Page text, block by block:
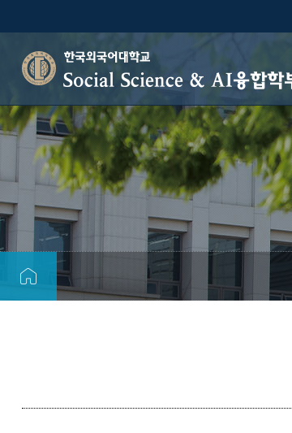
Social Science & AI융합학